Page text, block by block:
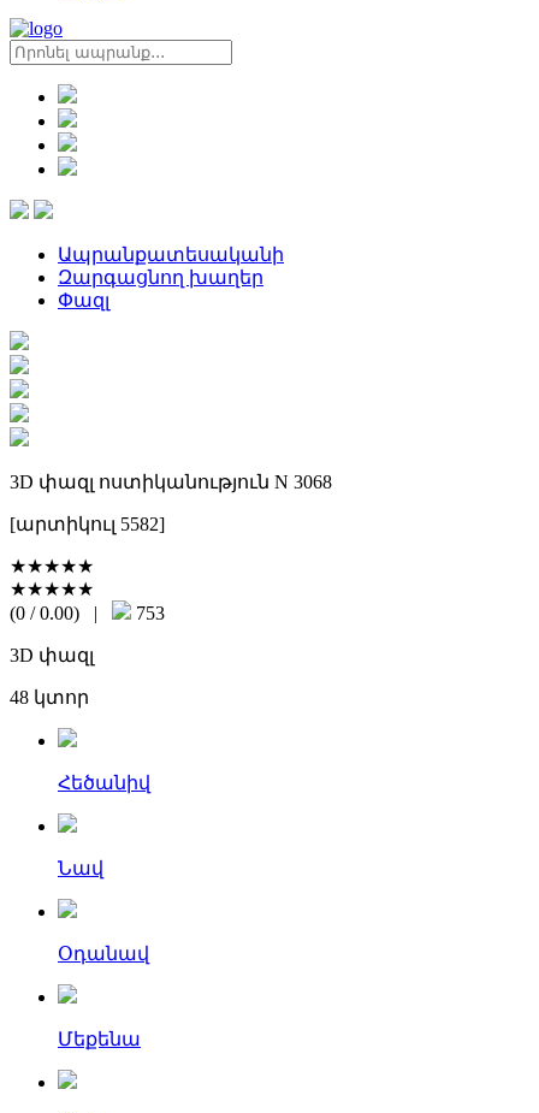
Ապրանքատեսականի
Զարգացնող խաղեր
Փազլ
3D փազլ ոստիկանություն N 3068
[արտիկուլ 5582]
★★★★★
★★★★★
(0 / 0.00) | 753
3D փազլ
48 կտոր
Հեծանիվ
Նավ
Օդանավ
Մեքենա